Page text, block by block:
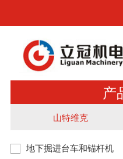
产
山特维克
地下掘进台车和锚杆机